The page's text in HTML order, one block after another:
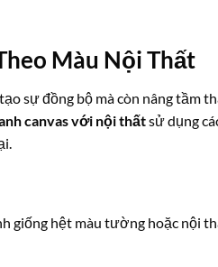
Màu Nội Thất
sự đồng bộ mà còn nâng tầm
canvas với nội thấtsử dụng
giống hệt màu tường hoặc nội